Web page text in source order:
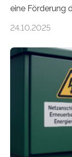
eine Förderung
Quartieren“
Entwicklung,
Konzepten zur
Projekt
von drei
Millionen Euro,
Ministerium für
24.10.2025